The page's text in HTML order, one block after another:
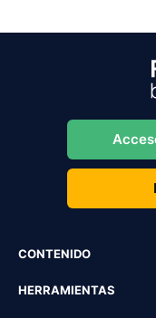
CONTENIDO
HERRAMIENTAS